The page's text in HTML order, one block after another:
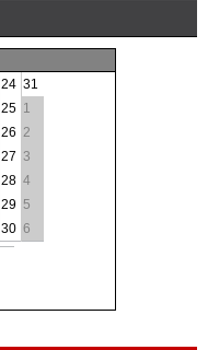
24
25
26
27
28
29
30
31
1
2
3
4
5
6